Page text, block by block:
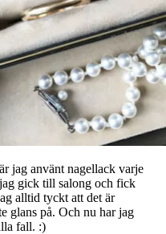
jag använt nagellack varje
gick till salong och fick
alltid tyckt att det är
glans på. Och nu har jag
fall. :)